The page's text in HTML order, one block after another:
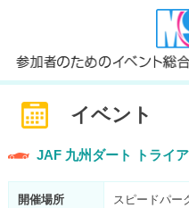
イベント
JAF 九州ダート トライ
開催場所 スピードパー